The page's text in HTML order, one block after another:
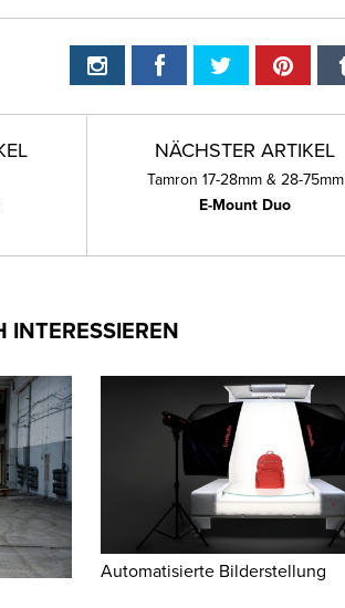
NÄCHSTER ARTIKEL
Tamron 17-28mm & 28-75mm
E-Mount Duo
Automatisierte Bilderstellung